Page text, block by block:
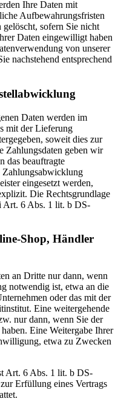
Ihre Daten mit
Aufbewahrungsfristen
gelöscht, sofern Sie nicht
Daten eingewilligt haben
von unserer
nachstehend entsprechend
Daten werden im
mit der Lieferung
soweit dies zur
Zahlungsdaten geben wir
das beauftragte
eingesetzt werden,
Die Rechtsgrundlage
Art. 6 Abs. 1 lit. b DS-
Shop, Händler
an Dritte nur dann, wenn
notwendig ist, etwa an die
oder das mit der
Eine weitergehende
nur dann, wenn Sie der
Eine Weitergabe Ihrer
etwa zu Zwecken
Art. 6 Abs. 1 lit. b DS-
Erfüllung eines Vertrags